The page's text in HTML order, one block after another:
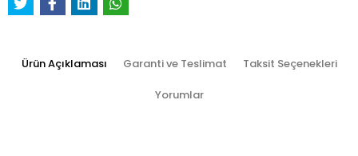
Ürün Açıklaması Garanti ve Teslimat Taksit Seçenekleri
Yorumlar